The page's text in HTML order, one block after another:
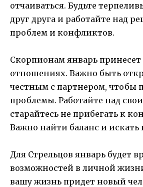
отчаиваться. Будьте
друг друга и работайте над
проблем и конфликтов.
Скорпионам январь принесет
отношениях. Важно быть
честным с партнером, чтобы
проблемы. Работайте над
старайтесь не прибегать к
Важно найти баланс и
Для Стрельцов январь будет
возможностей в личной
вашу жизнь придет новый